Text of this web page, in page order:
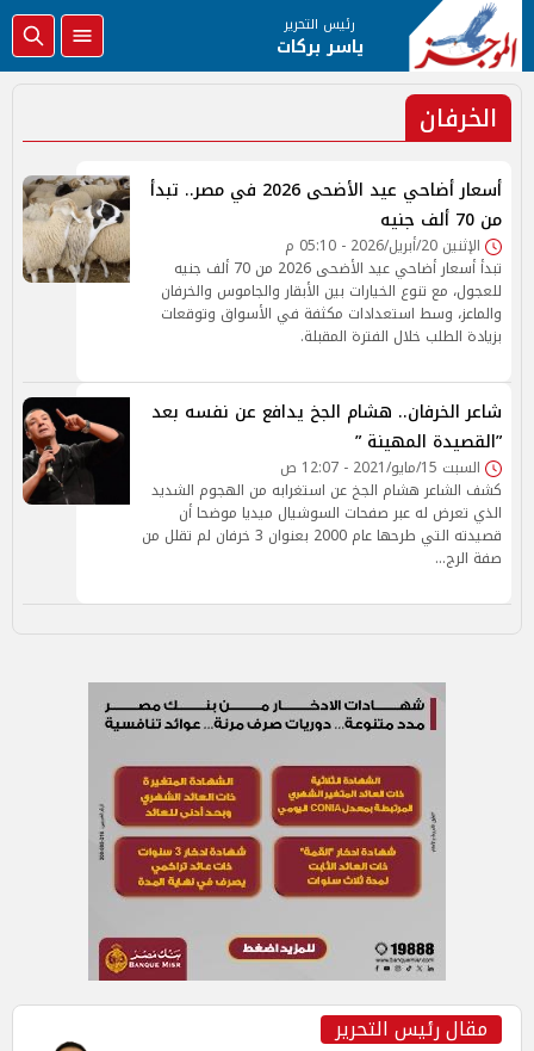
رئيس التحرير
ياسر بركات
الخرفان
أسعار أضاحي عيد الأضحى 2026 في مصر.. تبدأ
من 70 ألف جنيه
الإثنين 20/أبريل/2026 - 05:10 م
تبدأ أسعار أضاحي عيد الأضحى 2026 من 70 ألف جنيه
للعجول، مع تنوع الخيارات بين الأبقار والجاموس والخرفان
والماعز، وسط استعدادات مكثفة في الأسواق وتوقعات
بزيادة الطلب خلال الفترة المقبلة.
شاعر الخرفان.. هشام الجخ يدافع عن نفسه بعد
”القصيدة المهينة ”
السبت 15/مايو/2021 - 12:07 ص
كشف الشاعر هشام الجخ عن استغرابه من الهجوم الشديد
الذي تعرض له عبر صفحات السوشيال ميديا موضحا أن
قصيدته التي طرحها عام 2000 بعنوان 3 خرفان لم تقلل من
صفة الرج…
مقال رئيس التحرير